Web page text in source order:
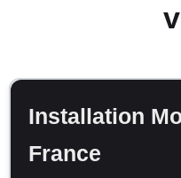
Installation
France